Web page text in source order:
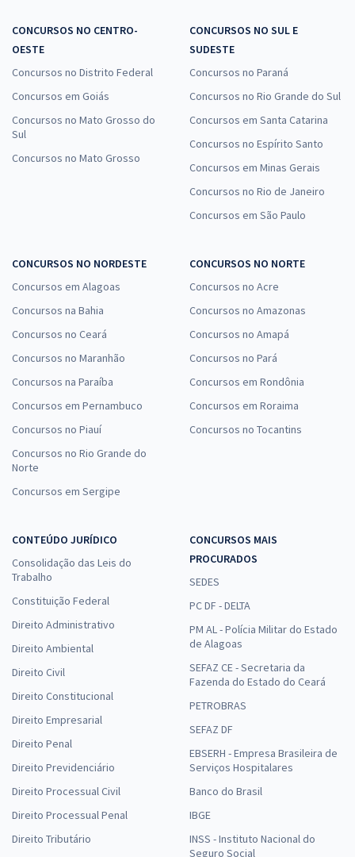
CONCURSOS NO CENTRO-
OESTE
Concursos no Distrito Federal
Concursos em Goiás
Concursos no Mato Grosso do
Sul
Concursos no Mato Grosso
CONCURSOS NO SUL E
SUDESTE
Concursos no Paraná
Concursos no Rio Grande do Sul
Concursos em Santa Catarina
Concursos no Espírito Santo
Concursos em Minas Gerais
Concursos no Rio de Janeiro
Concursos em São Paulo
CONCURSOS NO NORDESTE
Concursos em Alagoas
Concursos na Bahia
Concursos no Ceará
Concursos no Maranhão
Concursos na Paraíba
Concursos em Pernambuco
Concursos no Piauí
Concursos no Rio Grande do
Norte
Concursos em Sergipe
CONCURSOS NO NORTE
Concursos no Acre
Concursos no Amazonas
Concursos no Amapá
Concursos no Pará
Concursos em Rondônia
Concursos em Roraima
Concursos no Tocantins
CONTEÚDO JURÍDICO
Consolidação das Leis do
Trabalho
Constituição Federal
Direito Administrativo
Direito Ambiental
Direito Civil
Direito Constitucional
Direito Empresarial
Direito Penal
Direito Previdenciário
Direito Processual Civil
Direito Processual Penal
Direito Tributário
CONCURSOS MAIS
PROCURADOS
SEDES
PC DF - DELTA
PM AL - Polícia Militar do Estado
de Alagoas
SEFAZ CE - Secretaria da
Fazenda do Estado do Ceará
PETROBRAS
SEFAZ DF
EBSERH - Empresa Brasileira de
Serviços Hospitalares
Banco do Brasil
IBGE
INSS - Instituto Nacional do
Seguro Social